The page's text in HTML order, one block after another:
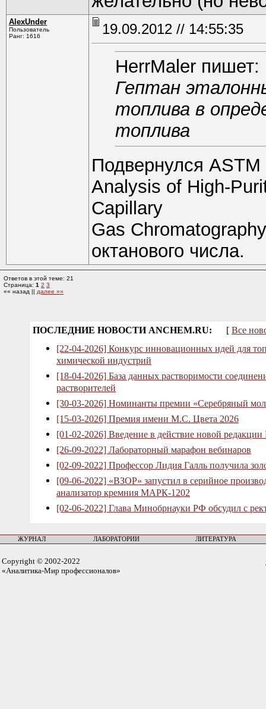
AlexUnder
Пользователь
Ранг: 1616
19.09.2012 // 14:55:35
HerrMaler пишет:
Гептан
топлива в
топлива
Подвернулся
Analysis of High-
Capillary
Gas
октанового числа.
Ответов в этой теме: 21
Страница: 1 2 3
«« назад || далее »»
ПОСЛЕДНИЕ НОВОСТИ ANCHEM.RU: [ Все
[22-04-2026] Конкурс инновационных идей для
химической индустрий
[18-04-2026] База данных растворимости
растворителей
[30-03-2026] Номинанты премии «Серебряный
[15-03-2026] Премия имени М.С. Цвета 2026
[01-02-2026] Введение в действие новой
[26-09-2022] Лабораторный марафон вебинаров
[02-09-2022] Профессор Лидия Галль получила
[09-06-2022] «ВЗОР» запустил в серийное
анализатор кремния МАРК-1202
[02-06-2022] Глава Минобрнауки РФ обсудил с
ЖУРНАЛ ЛАБОРАТОРИИ ЛИТЕРАТУРА
Copyright © 2002-2022
«Аналитика-Мир профессионалов»